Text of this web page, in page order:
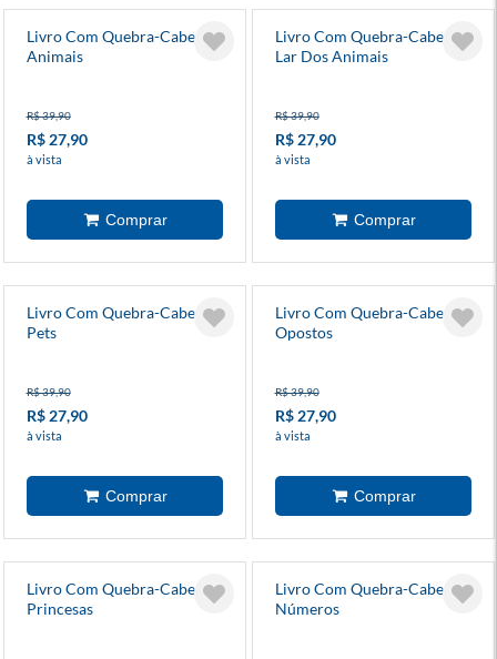
Livro Com Quebra-Cabeça
Animais
R$ 39,90
R$ 27,90
à vista
Livro Com Quebra-Cabeça
Lar Dos Animais
R$ 39,90
R$ 27,90
à vista
Livro Com Quebra-Cabeça
Pets
R$ 39,90
R$ 27,90
à vista
Livro Com Quebra-Cabeça
Opostos
R$ 39,90
R$ 27,90
à vista
Livro Com Quebra-Cabeça
Princesas
Livro Com Quebra-Cabeça
Números